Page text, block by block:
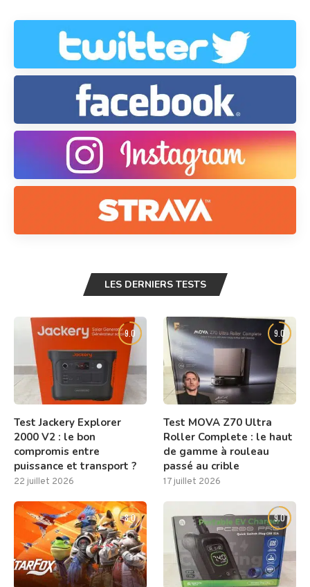
LES DERNIERS TESTS
9.0
Test Jackery Explorer
2000 V2 : le bon
compromis entre
puissance et transport ?
22 juillet 2026
9.0
Test MOVA Z70 Ultra
Roller Complete : le haut
de gamme à rouleau
passé au crible
17 juillet 2026
8.0 9.0